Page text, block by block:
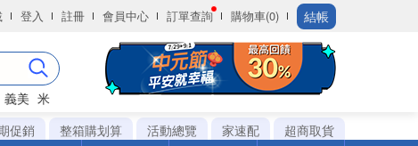
登入 註冊 會員中心 訂單查詢 購物車(0) 結帳
義美 米
促銷 整箱購划算 活動總覽 家速配
超商取貨